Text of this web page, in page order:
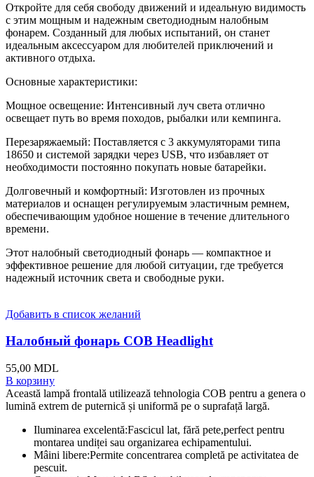
Откройте для себя свободу движений и идеальную видимость
с этим мощным и надежным светодиодным налобным
фонарем. Созданный для любых испытаний, он станет
идеальным аксессуаром для любителей приключений и
активного отдыха.
Основные характеристики:
Мощное освещение: Интенсивный луч света отлично
освещает путь во время походов, рыбалки или кемпинга.
Перезаряжаемый: Поставляется с 3 аккумуляторами типа
18650 и системой зарядки через USB, что избавляет от
необходимости постоянно покупать новые батарейки.
Долговечный и комфортный: Изготовлен из прочных
материалов и оснащен регулируемым эластичным ремнем,
обеспечивающим удобное ношение в течение длительного
времени.
Этот налобный светодиодный фонарь — компактное и
эффективное решение для любой ситуации, где требуется
надежный источник света и свободные руки.
Добавить в список желаний
Налобный фонарь COB Headlight
55,00 MDL
В корзину
Această lampă frontală utilizează tehnologia COB pentru a genera o
lumină extrem de puternică și uniformă pe o suprafață largă.
Iluminarea excelentă:Fascicul lat, fără pete,perfect pentru
montarea undiței sau organizarea echipamentului.
Mâini libere:Permite concentrarea completă pe activitatea de
pescuit.